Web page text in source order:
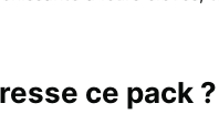
ce pack ?